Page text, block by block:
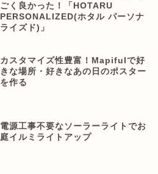
ごく良かった！「HOTARU
PERSONALIZED(ホタル パーソナ
ライズド)」
カスタマイズ性豊富！Mapifulで好
きな場所・好きなあの日のポスター
を作る
電源工事不要なソーラーライトでお
庭イルミライトアップ